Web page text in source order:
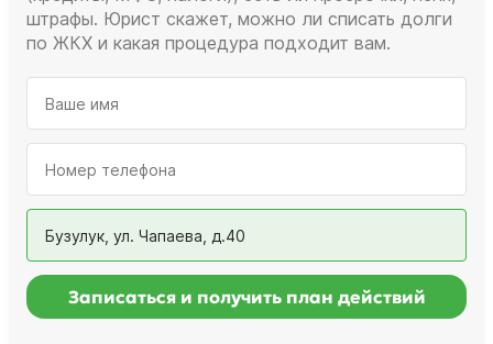
штрафы. Юрист скажет, можно ли списать долги
по ЖКХ и какая процедура подходит вам.
Бузулук, ул. Чапаева, д.40
Записаться и получить план действий